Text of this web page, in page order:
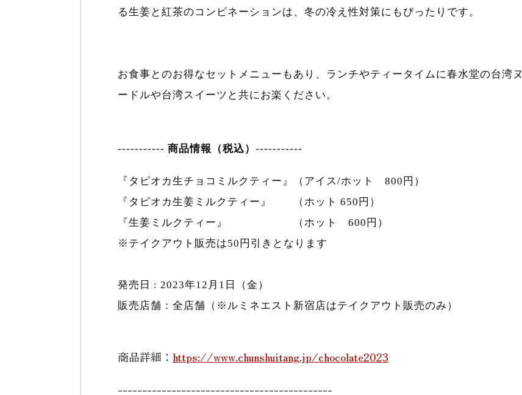
る生姜と紅茶のコンビネーションは、冬の冷え性対策にもぴったりです。
お食事とのお得なセットメニューもあり、ランチやティータイムに春水堂の台湾ヌ
ードルや台湾スイーツと共にお楽ください。
----------- 商品情報（税込） -----------
『タピオカ生チョコミルクティー』（アイス/ホット 800円）
『タピオカ生姜ミルクティー』 （ホット 650円）
『生姜ミルクティー』 （ホット 600円）
※テイクアウト販売は50円引きとなります
発売日 : 2023年12月1日（金）
販売店舗：全店舗（※ルミネエスト新宿店はテイクアウト販売のみ）
商品詳細： https://www.chunshuitang.jp/chocolate2023
--------------------------------------------